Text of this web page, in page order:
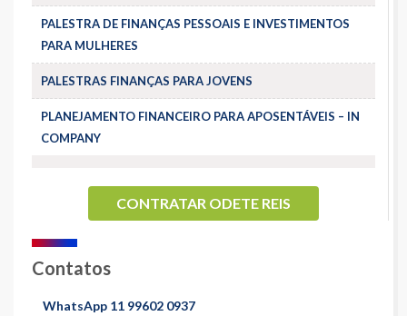
PALESTRA DE FINANÇAS PESSOAIS E INVESTIMENTOS
PARA MULHERES
PALESTRAS FINANÇAS PARA JOVENS
PLANEJAMENTO FINANCEIRO PARA APOSENTÁVEIS – IN
COMPANY
CONTRATAR ODETE REIS
Contatos
WhatsApp 11 99602 0937